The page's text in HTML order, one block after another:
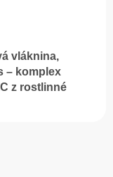
vláknina,
– komplex
z rostlinné